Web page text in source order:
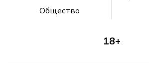
Общество
18+